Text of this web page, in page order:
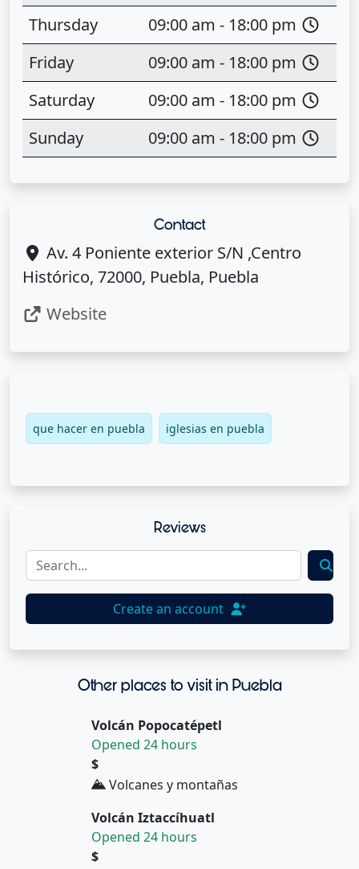
Thursday
09:00 am - 18:00 pm
Friday
09:00 am - 18:00 pm
Saturday
09:00 am - 18:00 pm
Sunday
09:00 am - 18:00 pm
Contact
Av. 4 Poniente exterior S/N ,Centro
Histórico, 72000, Puebla, Puebla
Website
que hacer en puebla iglesias en puebla
Reviews
Create an account
Other places to visit in Puebla
Volcán Popocatépetl
Opened 24 hours
$
Volcanes y montañas
Volcán Iztaccíhuatl
Opened 24 hours
$